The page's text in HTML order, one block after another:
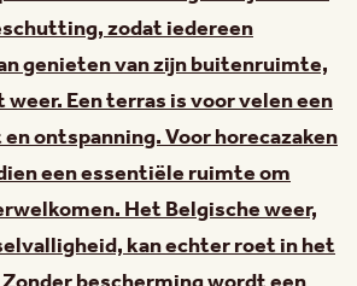
zodat iedereen
genieten van zijn buitenruimte,
Een terras is voor velen een
ontspanning. Voor horecazaken
een essentiële ruimte om
Het Belgische weer,
kan echter roet in het